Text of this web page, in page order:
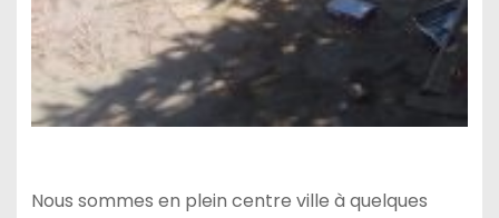
Nous sommes en plein centre ville à quelques